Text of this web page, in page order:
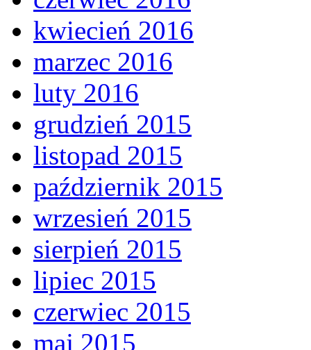
kwiecień 2016
marzec 2016
luty 2016
grudzień 2015
listopad 2015
październik 2015
wrzesień 2015
sierpień 2015
lipiec 2015
czerwiec 2015
maj 2015